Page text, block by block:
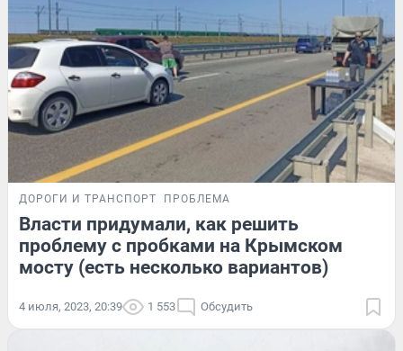
ДОРОГИ И ТРАНСПОРТ ПРОБЛЕМА
Власти придумали, как решить
проблему с пробками на Крымском
мосту (есть несколько вариантов)
4 июля, 2023, 20:39 1 553 Обсудить